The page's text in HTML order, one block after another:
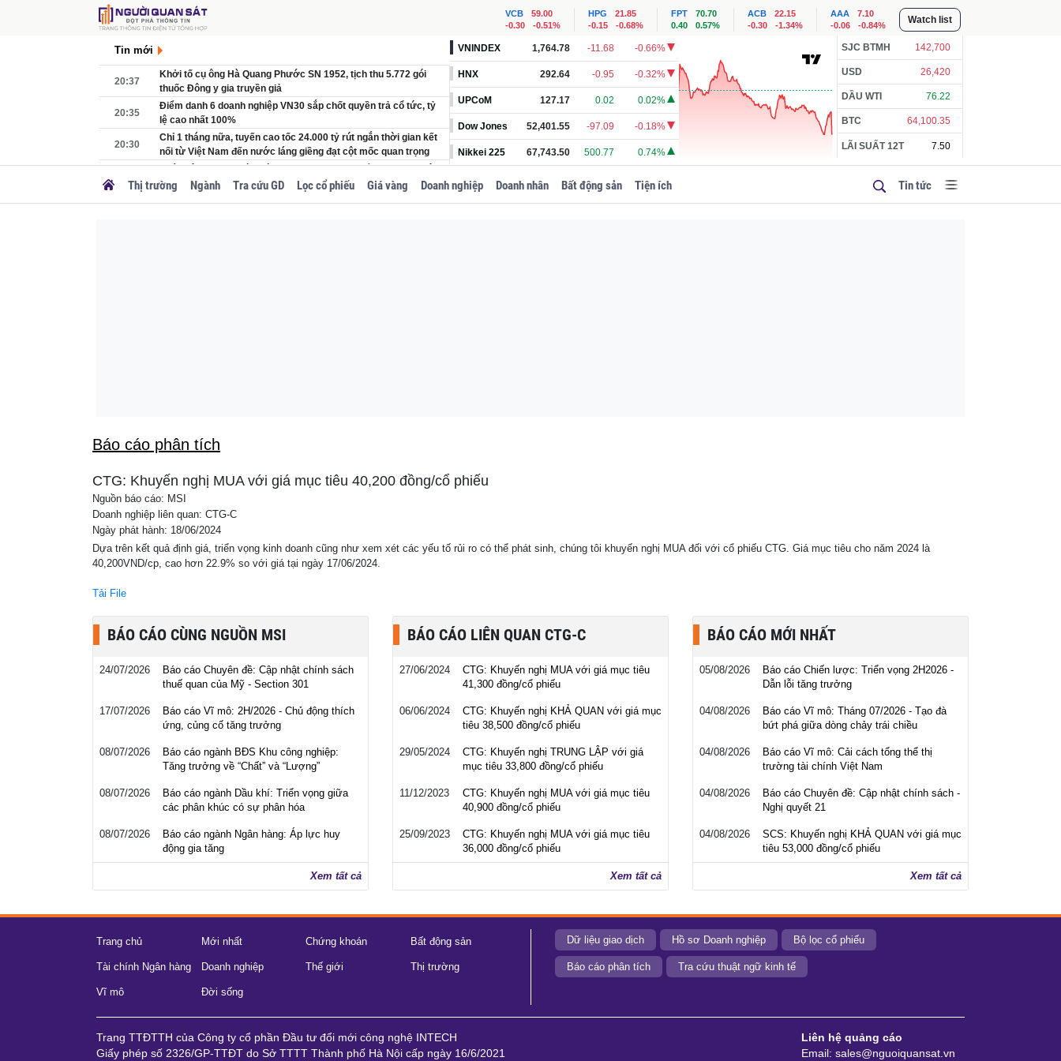
VCB
59.00
-0.30
-0.51%
HPG
21.85
-0.15
-0.68%
FPT
70.70
0.40
0.57%
ACB
22.15
-0.30
-1.34%
AAA
7.10
-0.06
-0.84% Watch list
Tin mới
Khởi tố cụ ông Hà Quang Phước SN 1952, tịch thu 5.772 gói
thuốc Đông y gia truyền giả
20:37
Điểm danh 6 doanh nghiệp VN30 sắp chốt quyền trả cổ tức, tỷ
lệ cao nhất 100%
20:35
Chỉ 1 tháng nữa, tuyến cao tốc 24.000 tỷ rút ngắn thời gian kết
nối từ Việt Nam đến nước láng giềng đạt cột mốc quan trọng
20:30
Phát hiện nữ sinh dùng ứng dụng Meitu sửa điểm thi tốt nghiệp
để được xét tuyển đại học
Tin vui cho khách Việt: iPhone 17 Pro Max chính thức rẻ nhất từ
VNINDEX 1,764.78 -11.68 -0.66%
HNX 292.64 -0.95 -0.32%
UPCoM 127.17 0.02 0.02%
Dow Jones 52,401.55 -97.09 -0.18%
Nikkei 225 67,743.50 500.77 0.74%
SJC BTMH 142,700
USD 26,420
DẦU WTI 76.22
BTC 64,100.35
LÃI SUẤT 12T 7.50
Thị trường Ngành Tra cứu GD Lọc cổ phiếu Giá vàng Doanh nghiệp Doanh nhân Bất động sản Tiện ích Tin tức
Báo cáo phân tích
CTG: Khuyến nghị MUA với giá mục tiêu 40,200 đồng/cổ phiếu
Nguồn báo cáo: MSI
Doanh nghiệp liên quan: CTG-C
Ngày phát hành: 18/06/2024
Dựa trên kết quả định giá, triển vọng kinh doanh cũng như xem xét các yếu tố rủi ro có thể phát sinh, chúng tôi khuyến nghị MUA đối với cổ phiếu CTG. Giá mục tiêu cho năm 2024 là
40,200VND/cp, cao hơn 22.9% so với giá tại ngày 17/06/2024.
Tải File
BÁO CÁO CÙNG NGUỒN MSI
24/07/2026
Báo cáo Chuyên đề: Cập nhật chính sách
thuế quan của Mỹ - Section 301
17/07/2026
Báo cáo Vĩ mô: 2H/2026 - Chủ động thích
ứng, củng cố tăng trưởng
08/07/2026
Báo cáo ngành BĐS Khu công nghiệp:
Tăng trưởng về “Chất” và “Lượng”
08/07/2026
Báo cáo ngành Dầu khí: Triển vọng giữa
các phân khúc có sự phân hóa
08/07/2026
Báo cáo ngành Ngân hàng: Áp lực huy
động gia tăng
Xem tất cả
BÁO CÁO LIÊN QUAN CTG-C
27/06/2024
CTG: Khuyến nghị MUA với giá mục tiêu
41,300 đồng/cổ phiếu
06/06/2024
CTG: Khuyến nghị KHẢ QUAN với giá mục
tiêu 38,500 đồng/cổ phiếu
29/05/2024
CTG: Khuyến nghị TRUNG LẬP với giá
mục tiêu 33,800 đồng/cổ phiếu
11/12/2023
CTG: Khuyến nghị MUA với giá mục tiêu
40,900 đồng/cổ phiếu
25/09/2023
CTG: Khuyến nghị MUA với giá mục tiêu
36,000 đồng/cổ phiếu
Xem tất cả
BÁO CÁO MỚI NHẤT
05/08/2026
Báo cáo Chiến lược: Triển vọng 2H2026 -
Dẫn lỗi tăng trưởng
04/08/2026
Báo cáo Vĩ mô: Tháng 07/2026 - Tạo đà
bứt phá giữa dòng chảy trái chiều
04/08/2026
Báo cáo Vĩ mô: Cải cách tổng thể thị
trường tài chính Việt Nam
04/08/2026
Báo cáo Chuyên đề: Cập nhật chính sách -
Nghị quyết 21
04/08/2026
SCS: Khuyến nghị KHẢ QUAN với giá mục
tiêu 53,000 đồng/cổ phiếu
Xem tất cả
Dữ liệu giao dịch Hồ sơ Doanh nghiệp Bộ lọc cổ phiếu
Báo cáo phân tích Tra cứu thuật ngữ kinh tế
Trang chủ Mới nhất Chứng khoán Bất động sản
Tài chính Ngân hàng Doanh nghiệp Thế giới Thị trường
Vĩ mô Đời sống
Trang TTĐTTH của Công ty cổ phần Đầu tư đổi mới công nghệ INTECH
Giấy phép số 2326/GP-TTĐT do Sở TTTT Thành phố Hà Nội cấp ngày 16/6/2021
Liên hệ quảng cáo
Email: sales@nguoiquansat.vn